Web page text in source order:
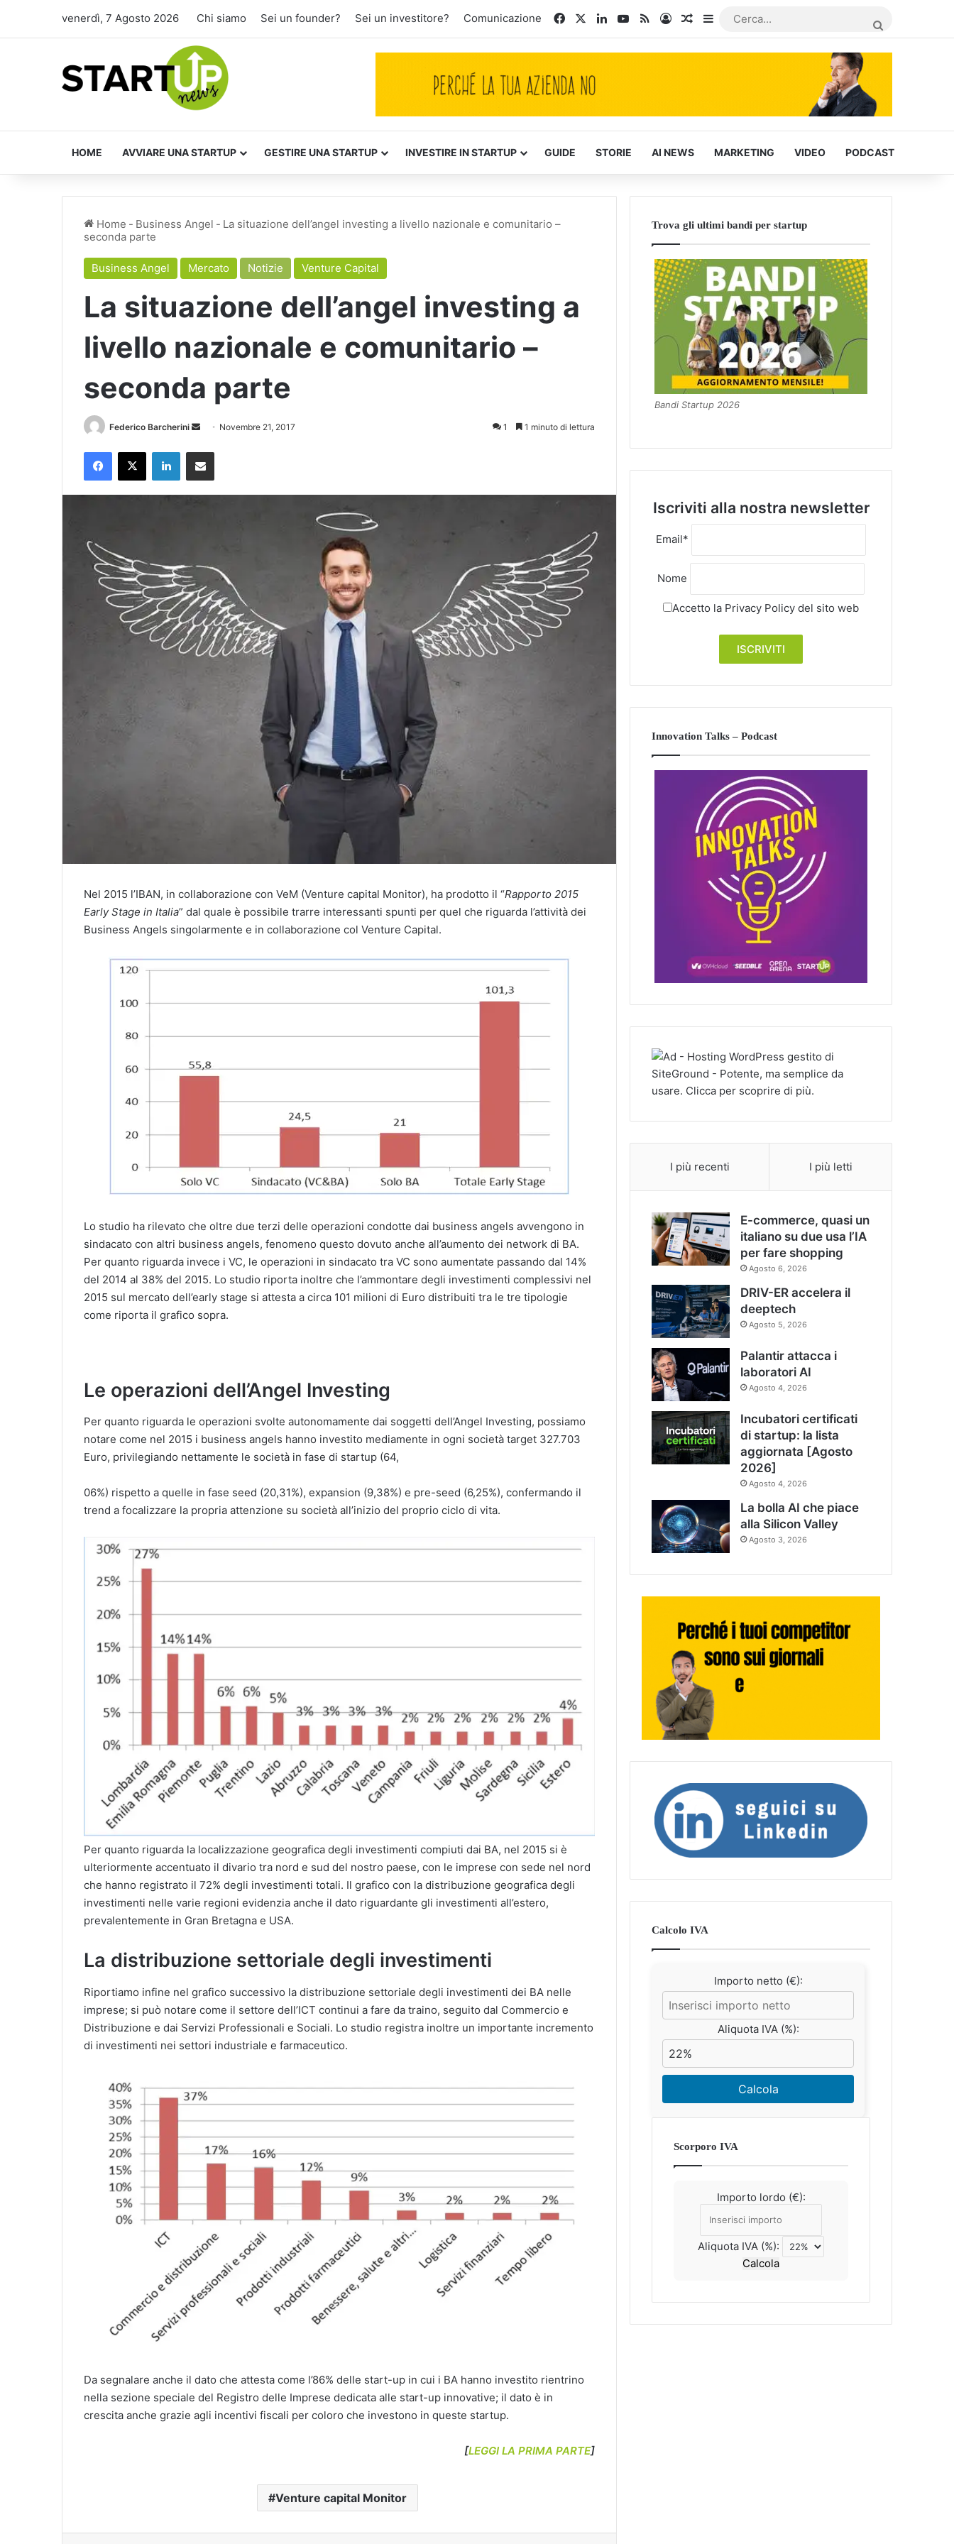
venerdì, 7 Agosto 2026 Chi siamo Sei un founder? Sei un investitore? Comunicazione FacebookLinkedInYou Tube
RSSAccediArticoli Casuali
Barra laterale
HOME AVVIARE UNA STARTUP GESTIRE UNA STARTUP INVESTIRE IN STARTUP GUIDE STORIE AI NEWS MARKETING VIDEO PODCAST
Home - Business Angel - La situazione dell’angel investing a livello nazionale e comunitario –
seconda parte
Business Angel Mercato Notizie Venture Capital
La situazione dell’angel investing a
livello nazionale e comunitario –
seconda parte
Federico Barcherini
Invia Novembre 21, 2017 1 1 minuto di lettura
Facebook
X LinkedInCondividi via Email
Nel 2015 l’IBAN, in collaborazione con VeM (Venture capital Monitor), ha prodotto il “Rapporto 2015
Early Stage in Italia” dal quale è possibile trarre interessanti spunti per quel che riguarda l’attività dei
Business Angels singolarmente e in collaborazione col Venture Capital.
Lo studio ha rilevato che oltre due terzi delle operazioni condotte dai business angels avvengono in
sindacato con altri business angels, fenomeno questo dovuto anche all’aumento dei network di BA.
Per quanto riguarda invece i VC, le operazioni in sindacato tra VC sono aumentate passando dal 14%
del 2014 al 38% del 2015. Lo studio riporta inoltre che l’ammontare degli investimenti complessivi nel
2015 sul mercato dell’early stage si attesta a circa 101 milioni di Euro distribuiti tra le tre tipologie
come riporta il grafico sopra.
Le operazioni dell’Angel Investing
Per quanto riguarda le operazioni svolte autonomamente dai soggetti dell’Angel Investing, possiamo
notare come nel 2015 i business angels hanno investito mediamente in ogni società target 327.703
Euro, privilegiando nettamente le società in fase di startup (64,
06%) rispetto a quelle in fase seed (20,31%), expansion (9,38%) e pre-seed (6,25%), confermando il
trend a focalizzare la propria attenzione su società all’inizio del proprio ciclo di vita.
Per quanto riguarda la localizzazione geografica degli investimenti compiuti dai BA, nel 2015 si è
ulteriormente accentuato il divario tra nord e sud del nostro paese, con le imprese con sede nel nord
che hanno registrato il 72% degli investimenti totali. Il grafico con la distribuzione geografica degli
investimenti nelle varie regioni evidenzia anche il dato riguardante gli investimenti all’estero,
prevalentemente in Gran Bretagna e USA.
La distribuzione settoriale degli investimenti
Riportiamo infine nel grafico successivo la distribuzione settoriale degli investimenti dei BA nelle
imprese; si può notare come il settore dell’ICT continui a fare da traino, seguito dal Commercio e
Distribuzione e dai Servizi Professionali e Sociali. Lo studio registra inoltre un importante incremento
di investimenti nei settori industriale e farmaceutico.
Da segnalare anche il dato che attesta come l’86% delle start-up in cui i BA hanno investito rientrino
nella sezione speciale del Registro delle Imprese dedicata alle start-up innovative; il dato è in
crescita anche grazie agli incentivi fiscali per coloro che investono in queste startup.
[LEGGI LA PRIMA PARTE]
Venture capital Monitor
Trova gli ultimi bandi per startup
Bandi Startup 2026
Iscriviti alla nostra newsletter
Email*
Nome
Accetto la Privacy Policy del sito web
Innovation Talks – Podcast
I più recenti I più letti
E-commerce, quasi un
italiano su due usa l’IA
per fare shopping
Agosto 6, 2026
DRIV-ER accelera il
deeptech
Agosto 5, 2026
Palantir attacca i
laboratori AI
Agosto 4, 2026
Incubatori certificati
di startup: la lista
aggiornata [Agosto
2026]
Agosto 4, 2026
La bolla AI che piace
alla Silicon Valley
Agosto 3, 2026
Calcolo IVA
Importo netto (€):
Aliquota IVA (%):
Calcola
Scorporo IVA
Importo lordo (€):
Aliquota IVA (%):
Calcola